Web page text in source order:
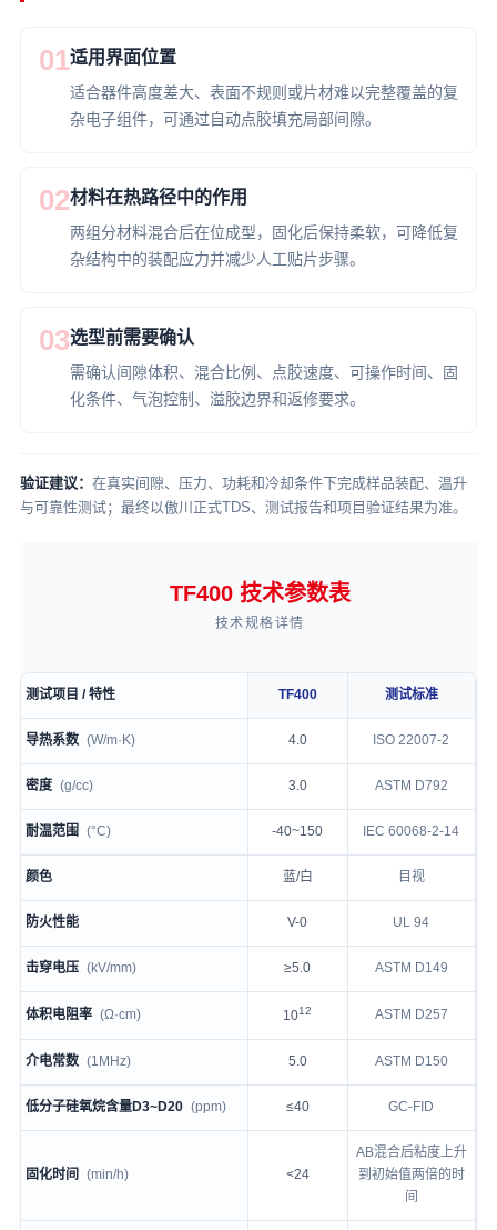
01适用界面位置
适合器件高度差大、表面不规则或片材难以完整覆盖的复
杂电子组件，可通过自动点胶填充局部间隙。
02材料在热路径中的作用
两组分材料混合后在位成型，固化后保持柔软，可降低复
杂结构中的装配应力并减少人工贴片步骤。
03选型前需要确认
需确认间隙体积、混合比例、点胶速度、可操作时间、固
化条件、气泡控制、溢胶边界和返修要求。
验证建议： 在真实间隙、压力、功耗和冷却条件下完成样品装配、温升
与可靠性测试；最终以傲川正式TDS、测试报告和项目验证结果为准。
TF400 技术参数表
技术规格详情
TF400 technical specification table
测试项目 / 特性 TF400 测试标准
导热系数 (W/m·K) 4.0 ISO 22007-2
密度 (g/cc) 3.0 ASTM D792
耐温范围 (°C) -40~150 IEC 60068-2-14
颜色 蓝/白 目视
防火性能 V-0 UL 94
击穿电压 (kV/mm) ≥5.0 ASTM D149
体积电阻率 (Ω·cm) 1012 ASTM D257
介电常数 (1MHz) 5.0 ASTM D150
低分子硅氧烷含量D3~D20 (ppm) ≤40 GC-FID
固化时间 (min/h) <24
AB混合后粘度上升
到初始值两倍的时
间